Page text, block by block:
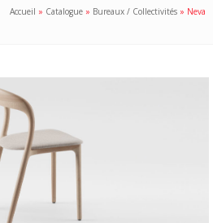
Accueil » Catalogue » Bureaux / Collectivités » Neva